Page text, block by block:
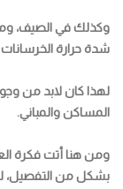
وكذلك في الصيف،
شدة حرارة
لهذا كان لابد من
المساكن والمباني.
ومن هنا أتت فكرة
بشكل من التفصيل،